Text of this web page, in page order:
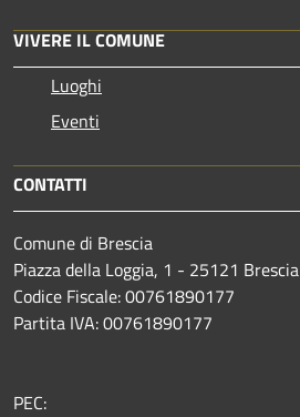
VIVERE IL COMUNE
Luoghi
Eventi
CONTATTI
Comune di Brescia
Piazza della Loggia, 1 - 25121 Brescia
Codice Fiscale: 00761890177
Partita IVA: 00761890177
PEC: